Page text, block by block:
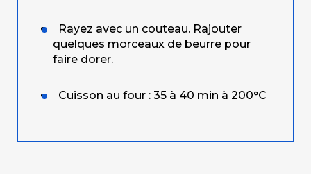
Rayez avec un couteau. Rajouter
quelques morceaux de beurre pour
faire dorer.
Cuisson au four : 35 à 40 min à 200°C